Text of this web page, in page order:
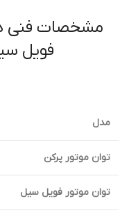
مشخصات فنی
فويل
مدل
توان موتور پركن
توان موتور فويل سيل